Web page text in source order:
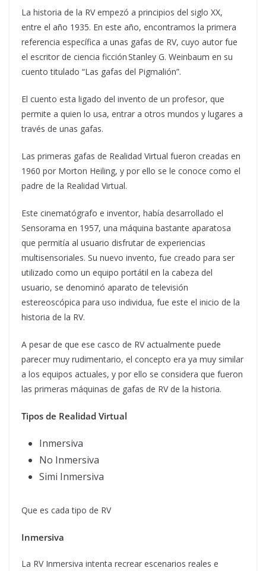
La historia de la RV empezó a principios del siglo XX,
entre el año 1935. En este año, encontramos la primera
referencia específica a unas gafas de RV, cuyo autor fue
el escritor de ciencia ficción Stanley G. Weinbaum en su
cuento titulado “Las gafas del Pigmalión”.
El cuento esta ligado del invento de un profesor, que
permite a quien lo usa, entrar a otros mundos y lugares a
través de unas gafas.
Las primeras gafas de Realidad Virtual fueron creadas en
1960 por Morton Heiling, y por ello se le conoce como el
padre de la Realidad Virtual.
Este cinematógrafo e inventor, había desarrollado el
Sensorama en 1957, una máquina bastante aparatosa
que permitía al usuario disfrutar de experiencias
multisensoriales. Su nuevo invento, fue creado para ser
utilizado como un equipo portátil en la cabeza del
usuario, se denominó aparato de televisión
estereoscópica para uso individua, fue este el inicio de la
historia de la RV.
A pesar de que ese casco de RV actualmente puede
parecer muy rudimentario, el concepto era ya muy similar
a los equipos actuales, y por ello se considera que fueron
las primeras máquinas de gafas de RV de la historia.
Tipos de Realidad Virtual
Inmersiva
No Inmersiva
Simi Inmersiva
Que es cada tipo de RV
Inmersiva
La RV Inmersiva intenta recrear escenarios reales e